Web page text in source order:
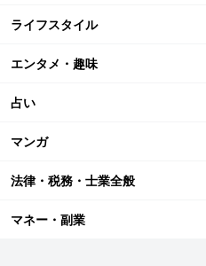
ライフスタイル
エンタメ・趣味
占い
マンガ
法律・税務・士業全般
マネー・副業